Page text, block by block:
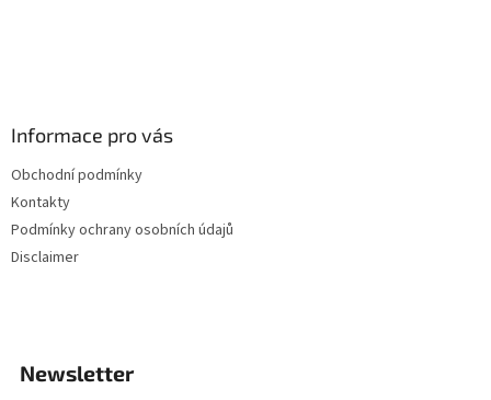
Informace pro vás
Obchodní podmínky
Kontakty
Podmínky ochrany osobních údajů
Disclaimer
Newsletter